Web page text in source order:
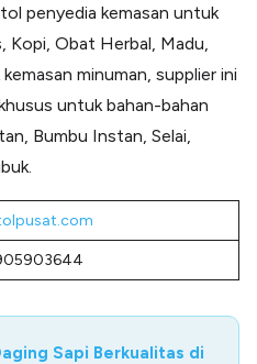
penyedia kemasan untuk
Kopi, Obat Herbal, Madu,
minuman, supplier ini
untuk bahan-bahan
Bumbu Instan, Selai,
Sapi Berkualitas di